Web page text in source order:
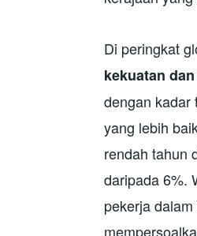
Di peringkat
kekuatan
dengan kadar
yang lebih
rendah tahun
daripada 6%.
pekerja